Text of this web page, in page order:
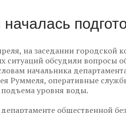
на заседании
ситуаций обсудили вопросы
начальника
Руммеля, оперативные
подъема уровня воды.
общественной